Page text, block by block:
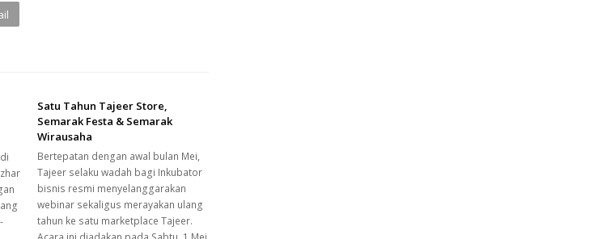
Satu Tahun Tajeer Store,
Semarak Festa & Semarak
Wirausaha
Bertepatan dengan awal bulan Mei,
Tajeer selaku wadah bagi Inkubator
bisnis resmi menyelanggarakan
webinar sekaligus merayakan ulang
tahun ke satu marketplace Tajeer.